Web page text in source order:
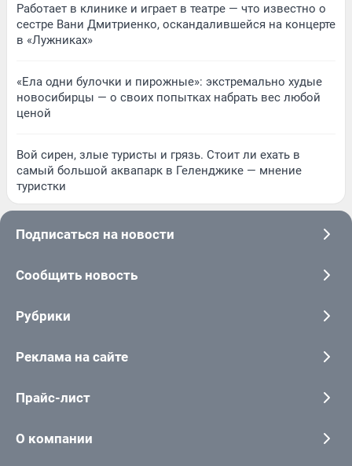
Работает в клинике и играет в театре — что известно о
сестре Вани Дмитриенко, оскандалившейся на концерте
в «Лужниках»
«Ела одни булочки и пирожные»: экстремально худые
новосибирцы — о своих попытках набрать вес любой
ценой
Вой сирен, злые туристы и грязь. Стоит ли ехать в
самый большой аквапарк в Геленджике — мнение
туристки
Подписаться на новости
Сообщить новость
Рубрики
Реклама на сайте
Прайс-лист
О компании